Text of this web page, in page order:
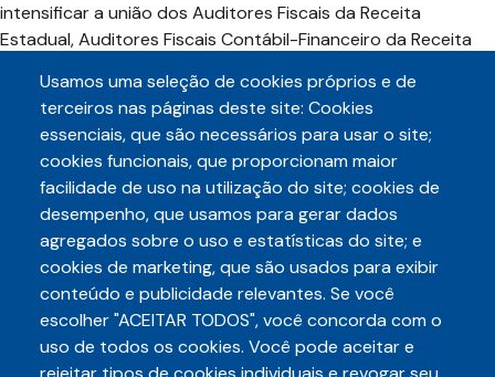
intensificar a união dos Auditores Fiscais da Receita
Estadual, Auditores Fiscais Contábil-Financeiro da Receita
Auditores Fiscais de Tecnologia da Informação da Receita
Estadual, no sentido de assegurar a cooperação e a
solidariedade, congregando-os e estimulando-os para a
necessidade de permanente vigilância na defesa dos
direitos, interesses e prerrogativas da classe.
Telefone
(85)3248-5657
Usamos uma seleção de cookies próprios e de
terceiros nas páginas deste site: Cookies
essenciais, que são necessários para usar o site;
cookies funcionais, que proporcionam maior
facilidade de uso na utilização do site; cookies de
desempenho, que usamos para gerar dados
agregados sobre o uso e estatísticas do site; e
cookies de marketing, que são usados para exibir
conteúdo e publicidade relevantes. Se você
escolher "ACEITAR TODOS", você concorda com o
uso de todos os cookies. Você pode aceitar e